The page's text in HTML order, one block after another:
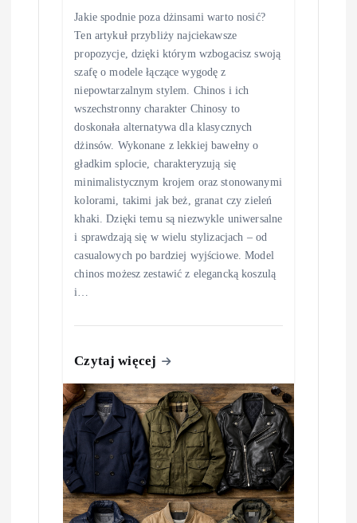
Jakie spodnie poza dżinsami warto nosić?
Ten artykuł przybliży najciekawsze
propozycje, dzięki którym wzbogacisz swoją
szafę o modele łączące wygodę z
niepowtarzalnym stylem. Chinos i ich
wszechstronny charakter Chinosy to
doskonała alternatywa dla klasycznych
dżinsów. Wykonane z lekkiej bawełny o
gładkim splocie, charakteryzują się
minimalistycznym krojem oraz stonowanymi
kolorami, takimi jak beż, granat czy zieleń
khaki. Dzięki temu są niezwykle uniwersalne
i sprawdzają się w wielu stylizacjach – od
casualowych po bardziej wyjściowe. Model
chinos możesz zestawić z elegancką koszulą
i…
Czytaj więcej